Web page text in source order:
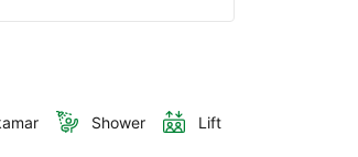
Shower Lift